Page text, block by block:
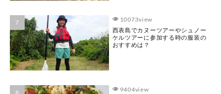
10073view
西表島でカヌーツアーやシュノー
ケルツアーに参加する時の服装の
おすすめは？
9404view